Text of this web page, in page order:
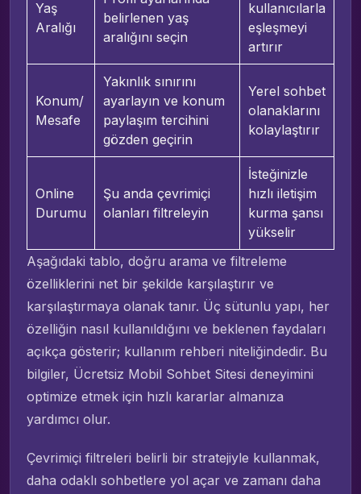
Yaş
Aralığı
belirlenen yaş
aralığını seçin
kullanıcılarla
eşleşmeyi
artırır
Konum/
Mesafe
Yakınlık sınırını
ayarlayın ve konum
paylaşım tercihini
gözden geçirin
Yerel sohbet
olanaklarını
kolaylaştırır
Online
Durumu
Şu anda çevrimiçi
olanları filtreleyin
İsteğinizle
hızlı iletişim
kurma şansı
yükselir
Aşağıdaki tablo, doğru arama ve filtreleme
özelliklerini net bir şekilde karşılaştırır ve
karşılaştırmaya olanak tanır. Üç sütunlu yapı, her
özelliğin nasıl kullanıldığını ve beklenen faydaları
açıkça gösterir; kullanım rehberi niteliğindedir. Bu
bilgiler, Ücretsiz Mobil Sohbet Sitesi deneyimini
optimize etmek için hızlı kararlar almanıza
yardımcı olur.
Çevrimiçi filtreleri belirli bir stratejiyle kullanmak,
daha odaklı sohbetlere yol açar ve zamanı daha